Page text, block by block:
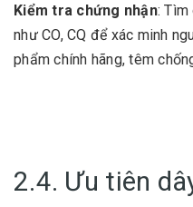
Kiểm tra chứng nhận: Tìm
như CO, CQ để xác minh
phẩm chính hãng, têm
2.4. Ưu tiên